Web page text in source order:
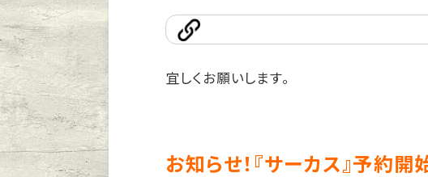
宜しくお願いします。
お知らせ！『サーカス』予約